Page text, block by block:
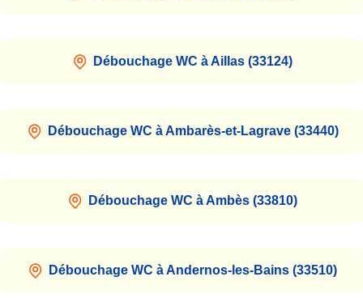
Débouchage WC à Aillas (33124)
Débouchage WC à Ambarès-et-Lagrave (33440)
Débouchage WC à Ambès (33810)
Débouchage WC à Andernos-les-Bains (33510)